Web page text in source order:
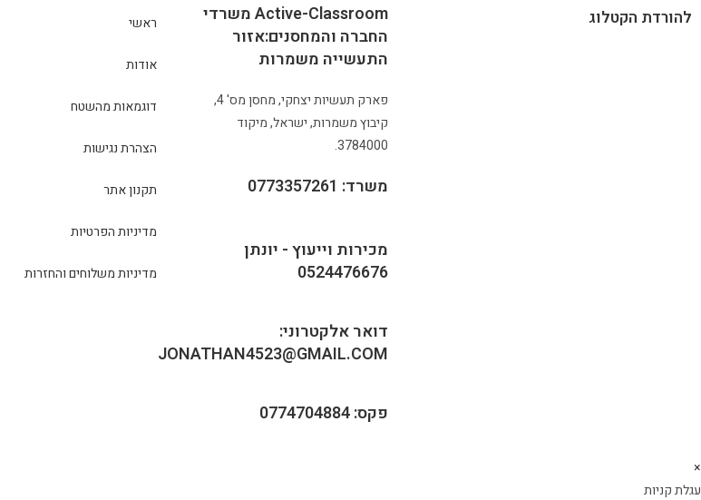
להורדת הקטלוג
Active-Classroom משרדי
החברה והמחסנים:אזור
התעשייה משמרות
פארק תעשיות יצחקי, מחסן מס' 4,
קיבוץ משמרות, ישראל, מיקוד
3784000.
משרד: 0773357261
מכירות וייעוץ - יונתן
0524476676
דואר אלקטרוני:
JONATHAN4523@GMAIL.COM
פקס: 0774704884
ראשי
אודות
דוגמאות מהשטח
הצהרת נגישות
תקנון אתר
מדיניות הפרטיות
מדיניות משלוחים והחזרות
×
עגלת קניות